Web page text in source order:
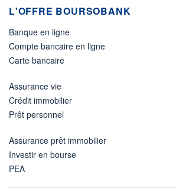
L'OFFRE BOURSOBANK
Banque en ligne
Compte bancaire en ligne
Carte bancaire
Assurance vie
Crédit immobilier
Prêt personnel
Assurance prêt immobilier
Investir en bourse
PEA